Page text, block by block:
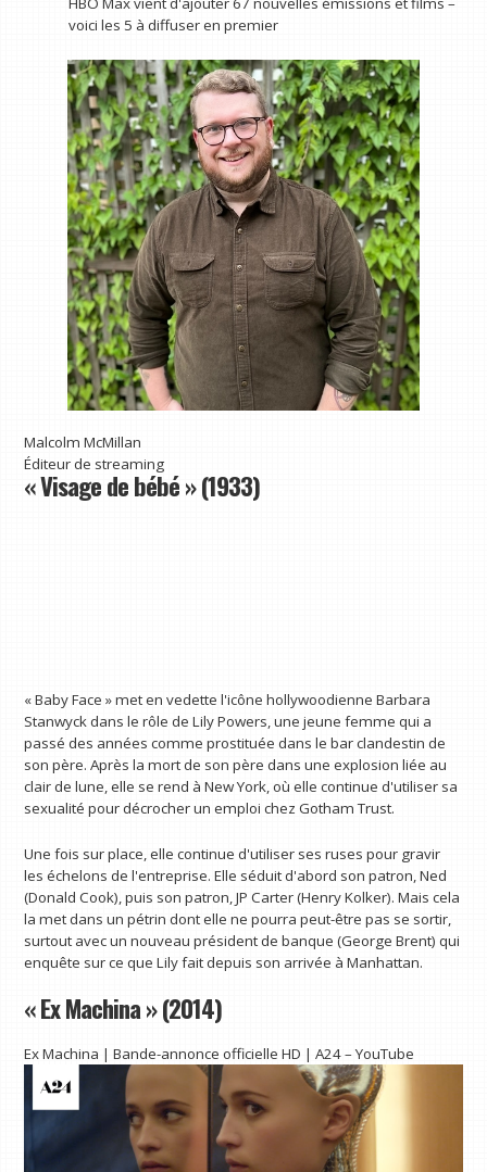
voici les 5 à diffuser en premier
Malcolm McMillan
Éditeur de streaming
« Visage de bébé » (1933)
« Baby Face » met en vedette l'icône hollywoodienne Barbara
Stanwyck dans le rôle de Lily Powers, une jeune femme qui a
passé des années comme prostituée dans le bar clandestin de
son père. Après la mort de son père dans une explosion liée au
clair de lune, elle se rend à New York, où elle continue d'utiliser sa
sexualité pour décrocher un emploi chez Gotham Trust.
Une fois sur place, elle continue d'utiliser ses ruses pour gravir
les échelons de l'entreprise. Elle séduit d'abord son patron, Ned
(Donald Cook), puis son patron, JP Carter (Henry Kolker). Mais cela
la met dans un pétrin dont elle ne pourra peut-être pas se sortir,
surtout avec un nouveau président de banque (George Brent) qui
enquête sur ce que Lily fait depuis son arrivée à Manhattan.
« Ex Machina » (2014)
Ex Machina | Bande-annonce officielle HD | A24 – YouTube